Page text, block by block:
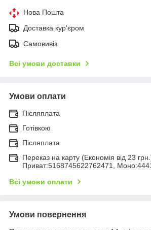
Нова Пошта
Доставка кур'єром
Самовивіз
Всі умови доставки
Умови оплати
Післяплата
Готівкою
Післяплата
Переказ на карту (Економія від 23
Приват:5168745622762471,
Всі умови оплати
Умови повернення